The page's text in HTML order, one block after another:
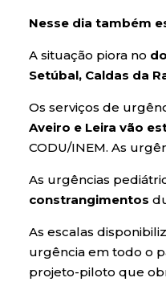
Nesse dia também
A situação piora no
Setúbal, Caldas da
Os serviços de
Aveiro e Leira vão
CODU/INEM. As
As urgências
constrangimentos
As escalas
urgência em todo o
projeto-piloto que